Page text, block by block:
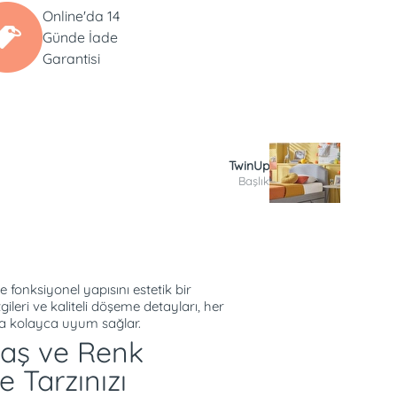
Online'da 14
Günde İade
Garantisi
TwinUp
Başlık
fonksiyonel yapısını estetik bir
ve kaliteli döşeme detayları, her
kolayca uyum sağlar.
ve Renk